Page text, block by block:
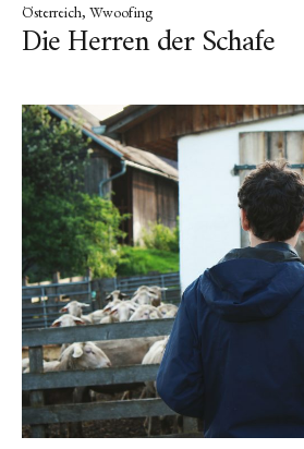
Österreich Wwoofing
Die Herren der Schafe